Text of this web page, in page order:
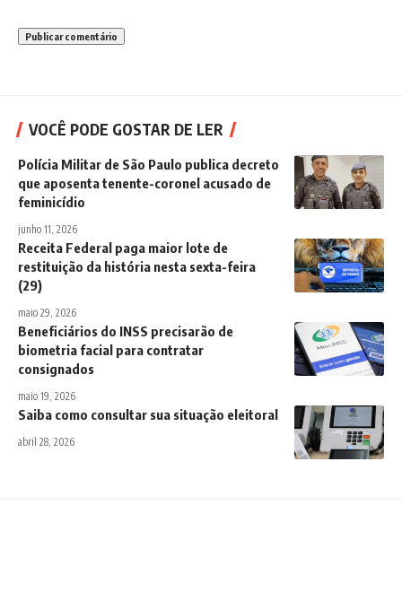
VOCÊ PODE GOSTAR DE LER
Polícia Militar de São Paulo publica decreto
que aposenta tenente-coronel acusado de
feminicídio
junho 11, 2026
Receita Federal paga maior lote de
restituição da história nesta sexta-feira
(29)
maio 29, 2026
Beneficiários do INSS precisarão de
biometria facial para contratar
consignados
maio 19, 2026
Saiba como consultar sua situação eleitoral
abril 28, 2026